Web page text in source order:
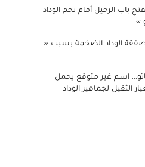
باب الرحيل أمام نجم الوداد
»
الوداد الضخمة بسبب «
اسم غير متوقع يحمل
الثقيل لجماهير الوداد